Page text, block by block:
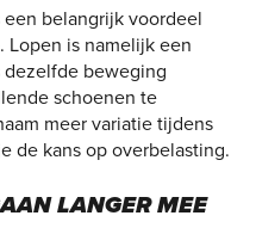
belangrijk voordeel
Lopen is namelijk een
dezelfde beweging
schoenen te
meer variatie tijdens
de kans op overbelasting.
LANGER MEE